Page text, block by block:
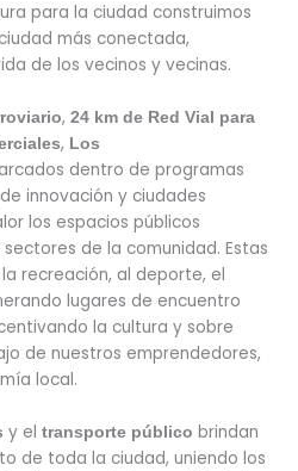
para la ciudad construimos
más conectada,
de los vecinos y vecinas.
,24 km de Red Vial para
, Los
dentro de programas
innovación y ciudades
los espacios públicos
de la comunidad. Estas
recreación, al deporte, el
lugares de encuentro
la cultura y sobre
de nuestros emprendedores,
local.
y eltransporte público brindan
de toda la ciudad, uniendo los